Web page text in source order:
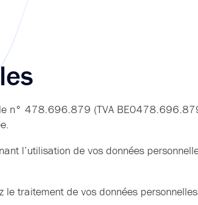
le n° 478.696.879 (TVA
l’utilisation de vos données
le traitement de vos données